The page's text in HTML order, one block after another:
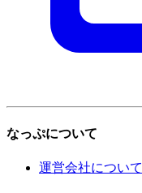
なっぷについて
運営会社について